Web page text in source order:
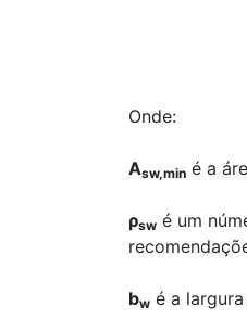
Onde:
Asw,min é a
ρsw é um
bw é a